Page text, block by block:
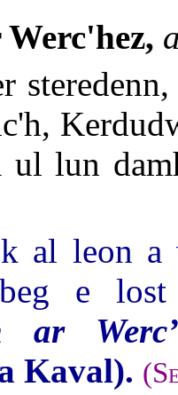
ul lun
al leon
beg e
ar
Kaval). (